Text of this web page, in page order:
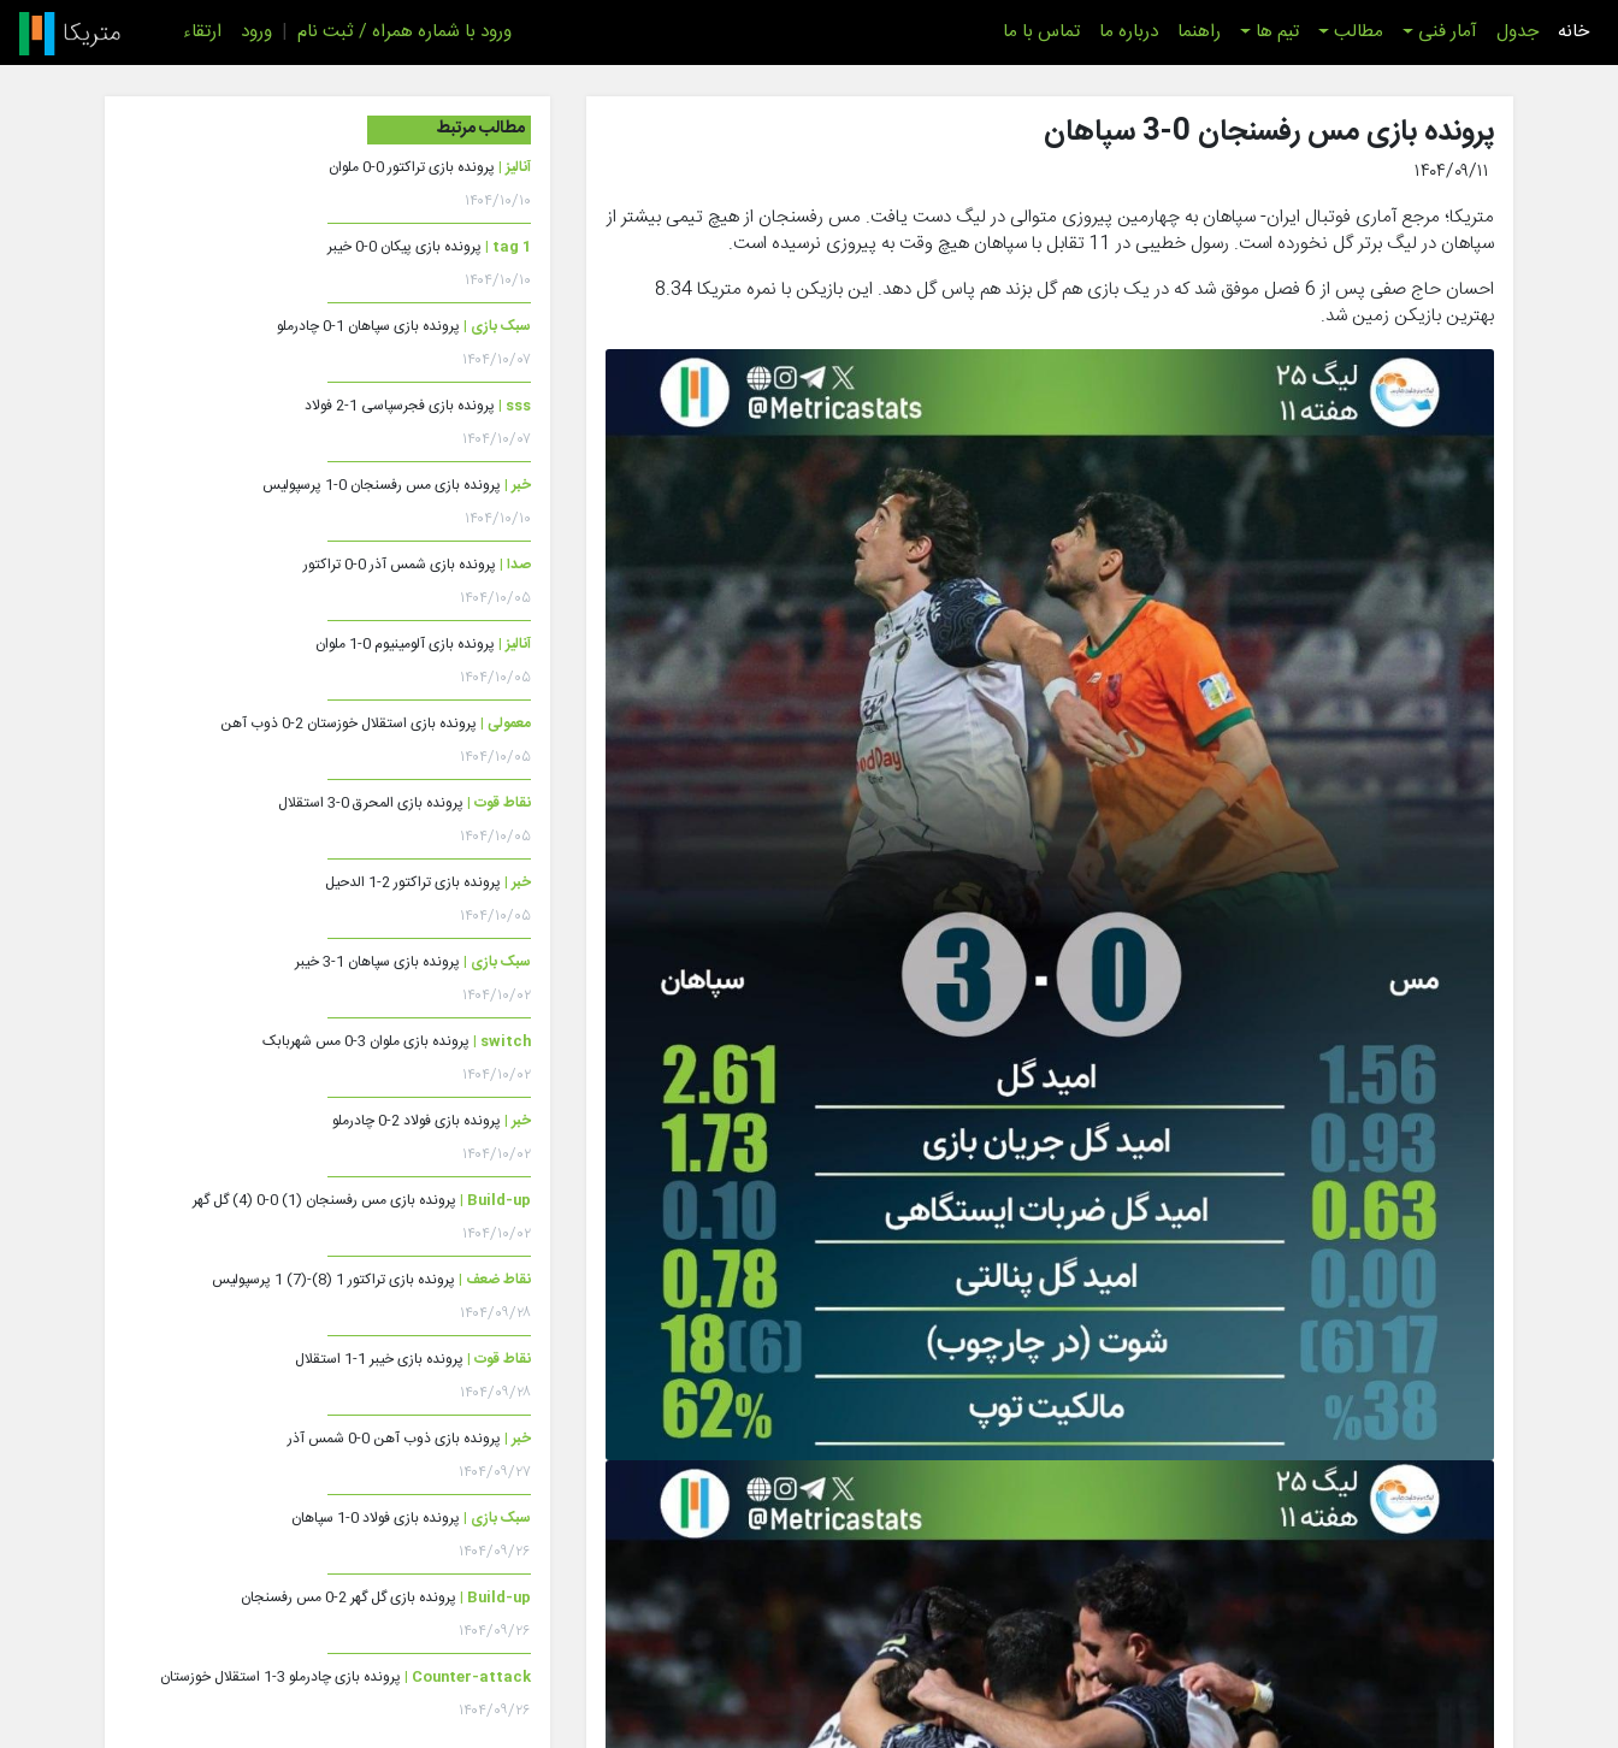
خانه(اینجا)
جدول آمار فنی مطالب تیم ها راهنما درباره ما تماس با ما ورود با شماره همراه / ثبت نام | ورود ارتقاء
پرونده بازی مس رفسنجان 0-3 سپاهان
متریکا؛ مرجع آماری فوتبال ایران- سپاهان به چهارمین پیروزی متوالی در لیگ دست یافت. مس رفسنجان از هیچ تیمی بیشتر از
سپاهان در لیگ برتر گل نخورده است. رسول خطیبی در 11 تقابل با سپاهان هیچ وقت به پیروزی نرسیده است.
احسان حاج صفی پس از 6 فصل موفق شد که در یک بازی هم گل بزند هم پاس گل دهد. این بازیکن با نمره متریکا 8.34
بهترین بازیکن زمین شد.
مطالب مرتبط
آنالیز | پرونده بازی تراکتور 0-0 ملوان
۱۴۰۴/۱۰/۱۰
tag 1 | پرونده بازی پیکان 0-0 خیبر
۱۴۰۴/۱۰/۱۰
سبک بازی | پرونده بازی سپاهان 1-0 چادرملو
۱۴۰۴/۱۰/۰۷
sss | پرونده بازی فجرسپاسی 1-2 فولاد
۱۴۰۴/۱۰/۰۷
خبر | پرونده بازی مس رفسنجان 0-1 پرسپولیس
۱۴۰۴/۱۰/۱۰
صدا | پرونده بازی شمس آذر 0-0 تراکتور
۱۴۰۴/۱۰/۰۵
آنالیز | پرونده بازی آلومینیوم 0-1 ملوان
۱۴۰۴/۱۰/۰۵
معمولی | پرونده بازی استقلال خوزستان 2-0 ذوب آهن
۱۴۰۴/۱۰/۰۵
نقاط قوت | پرونده بازی المحرق 0-3 استقلال
۱۴۰۴/۱۰/۰۵
خبر | پرونده بازی تراکتور 2-1 الدحیل
۱۴۰۴/۱۰/۰۵
سبک بازی | پرونده بازی سپاهان 1-3 خیبر
۱۴۰۴/۱۰/۰۲
switch | پرونده بازی ملوان 3-0 مس شهربابک
۱۴۰۴/۱۰/۰۲
خبر | پرونده بازی فولاد 2-0 چادرملو
۱۴۰۴/۱۰/۰۲
Build-up | پرونده بازی مس رفسنجان (1) 0-0 (4) گل گهر
۱۴۰۴/۱۰/۰۲
نقاط ضعف | پرونده بازی تراکتور 1 (8)-(7) 1 پرسپولیس
۱۴۰۴/۰۹/۲۸
نقاط قوت | پرونده بازی خیبر 1-1 استقلال
۱۴۰۴/۰۹/۲۸
خبر | پرونده بازی ذوب آهن 0-0 شمس آذر
۱۴۰۴/۰۹/۲۷
سبک بازی | پرونده بازی فولاد 0-1 سپاهان
۱۴۰۴/۰۹/۲۶
Build-up | پرونده بازی گل گهر 2-0 مس رفسنجان
۱۴۰۴/۰۹/۲۶
Counter-attack | پرونده بازی چادرملو 3-1 استقلال خوزستان
۱۴۰۴/۰۹/۲۶